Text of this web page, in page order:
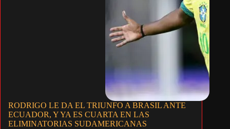
RODRIGO LE DA EL TRIUNFO A BRASIL ANTE
ECUADOR, Y YA ES CUARTA EN LAS
ELIMINATORIAS SUDAMERICANAS